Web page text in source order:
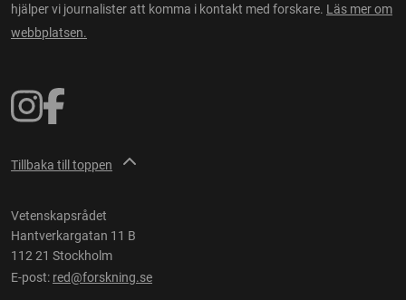
hjälper vi journalister att komma i kontakt med forskare. Läs mer om
webbplatsen.
Tillbaka till toppen
Vetenskapsrådet
Hantverkargatan 11 B
112 21 Stockholm
E-post: red@forskning.se